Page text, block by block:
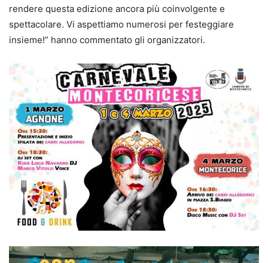
rendere questa edizione ancora più coinvolgente e
spettacolare. Vi aspettiamo numerosi per festeggiare
insieme!” hanno commentato gli organizzatori.